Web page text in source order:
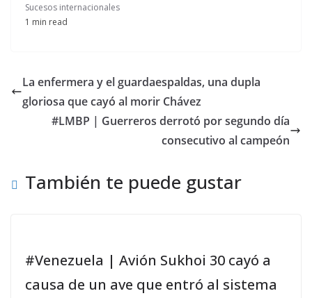
Sucesos internacionales
1 min read
La enfermera y el guardaespaldas, una dupla
gloriosa que cayó al morir Chávez
#LMBP | Guerreros derrotó por segundo día
consecutivo al campeón
También te puede gustar
#Venezuela | Avión Sukhoi 30 cayó a
causa de un ave que entró al sistema